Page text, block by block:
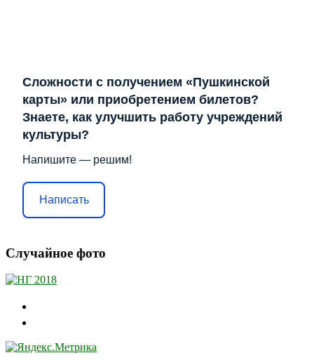
Сложности с получением «Пушкинской
карты» или приобретением билетов?
Знаете, как улучшить работу учреждений
культуры?
Напишите — решим!
Написать
Случайное фото